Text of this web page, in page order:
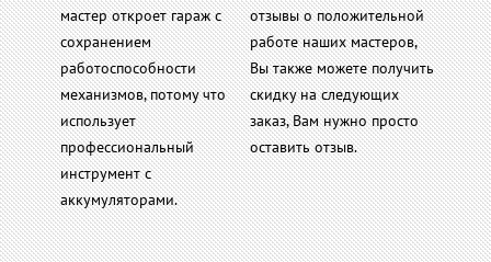
мастер откроет гараж с
сохранением
работоспособности
механизмов, потому что
использует
профессиональный
инструмент с
аккумуляторами.
отзывы о положительной
работе наших мастеров,
Вы также можете получить
скидку на следующих
заказ, Вам нужно просто
оставить отзыв.